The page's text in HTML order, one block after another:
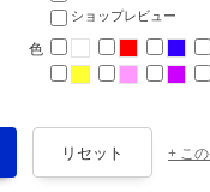
ショップレビュー
色
+ こ